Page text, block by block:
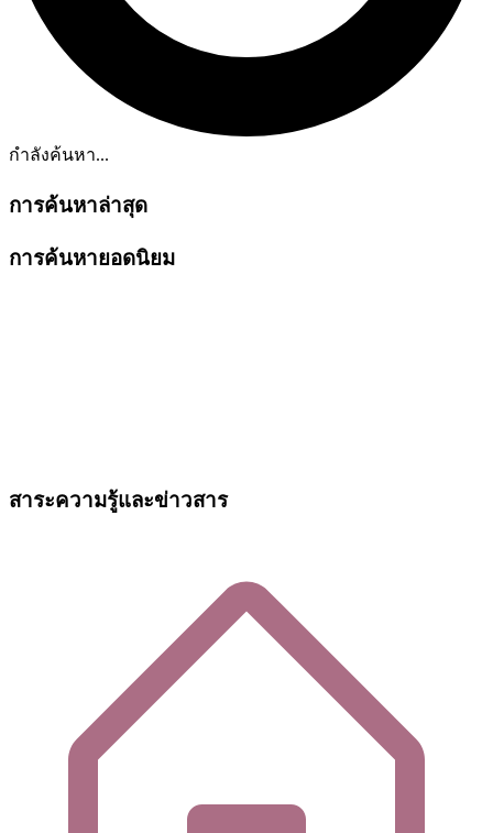
กำลังค้นหา...
การค้นหาล่าสุด
การค้นหายอดนิยม
สาระความรู้และข่าวสาร